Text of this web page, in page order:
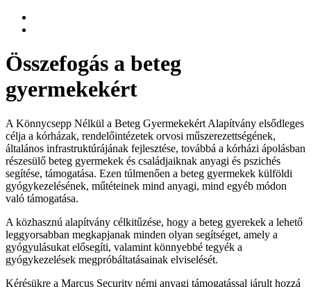
Összefogás a beteg
gyermekekért
A Könnycsepp Nélkül a Beteg Gyermekekért Alapítvány elsődleges
célja a kórházak, rendelőintézetek orvosi műszerezettségének,
általános infrastruktúrájának fejlesztése, továbbá a kórházi ápolásban
részesülő beteg gyermekek és családjaiknak anyagi és pszichés
segítése, támogatása. Ezen túlmenően a beteg gyermekek külföldi
gyógykezelésének, műtéteinek mind anyagi, mind egyéb módon
való támogatása.
A közhasznú alapítvány célkitűzése, hogy a beteg gyerekek a lehető
leggyorsabban megkapjanak minden olyan segítséget, amely a
gyógyulásukat elősegíti, valamint könnyebbé tegyék a
gyógykezelések megpróbáltatásainak elviselését.
Kérésükre a Marcus Security némi anyagi támogatással járult hozzá